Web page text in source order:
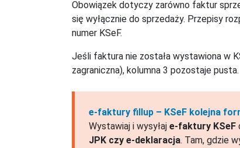
Obowiązek dotyczy zarówno faktur
się wyłącznie do sprzedaży. Przepisy
numer KSeF.
Jeśli faktura nie została wystawiona w
zagraniczna), kolumna 3 pozostaje pusta.
e-faktury fillup – KSeF kolejna
Wystawiaj i wysyłaj e-faktury KSeF
JPK czy e-deklaracja. Tam, gdzie